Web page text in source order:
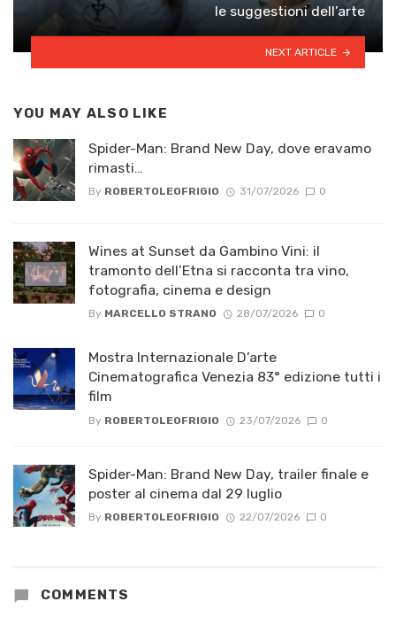
le suggestioni dell’arte
NEXT ARTICLE
YOU MAY ALSO LIKE
Spider-Man: Brand New Day, dove eravamo
rimasti…
By ROBERTOLEOFRIGIO 31/07/2026 0
Wines at Sunset da Gambino Vini: il
tramonto dell’Etna si racconta tra vino,
fotografia, cinema e design
By MARCELLO STRANO 28/07/2026 0
Mostra Internazionale D’arte
Cinematografica Venezia 83° edizione tutti i
film
By ROBERTOLEOFRIGIO 23/07/2026 0
Spider-Man: Brand New Day, trailer finale e
poster al cinema dal 29 luglio
By ROBERTOLEOFRIGIO 22/07/2026 0
COMMENTS